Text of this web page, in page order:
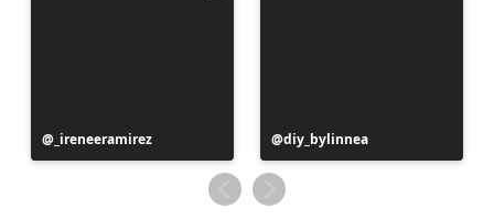
Beitrag
veröffentlicht
_ireneeramirez
Beitrag
veröffentlicht
von
diy_bylinnea